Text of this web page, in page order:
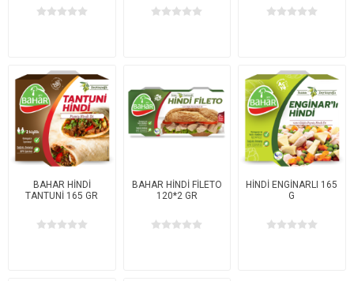
BAHAR HİNDİ
TANTUNİ 165 GR
BAHAR HİNDİ FİLETO
120*2 GR
HİNDİ ENGİNARLI 165
G